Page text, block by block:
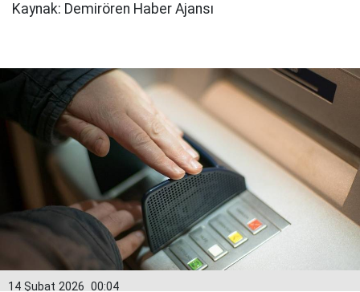
Kaynak: Demirören Haber Ajansı
00:04
14 Şubat 2026